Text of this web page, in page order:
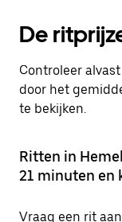
De
Controleer
door het
te bekijken.
Ritten in
21 minuten en
Vraag een rit aan